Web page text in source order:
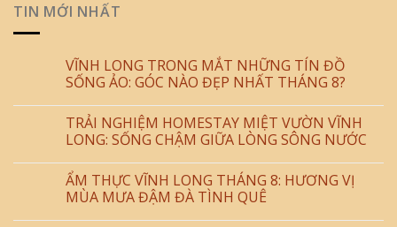
TIN MỚI NHẤT
VĨNH LONG TRONG MẮT NHỮNG TÍN ĐỒ
SỐNG ẢO: GÓC NÀO ĐẸP NHẤT THÁNG 8?
TRẢI NGHIỆM HOMESTAY MIỆT VƯỜN VĨNH
LONG: SỐNG CHẬM GIỮA LÒNG SÔNG NƯỚC
ẨM THỰC VĨNH LONG THÁNG 8: HƯƠNG VỊ
MÙA MƯA ĐẬM ĐÀ TÌNH QUÊ